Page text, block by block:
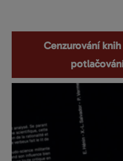
Cenzurování